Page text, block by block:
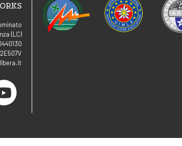
(LC)